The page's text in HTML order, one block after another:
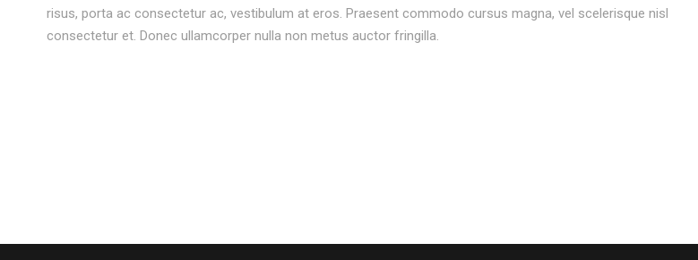
risus, porta ac consectetur ac, vestibulum at eros. Praesent commodo cursus magna, vel scelerisque nisl
consectetur et. Donec ullamcorper nulla non metus auctor fringilla.